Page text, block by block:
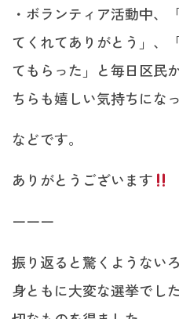
・ボランティア活動中、
てくれてありがとう」、
てもらった」と毎日区民
ちらも嬉しい気持ちにな
などです。
ありがとうございます
ーーー
振り返ると驚くようない
身ともに大変な選挙でし